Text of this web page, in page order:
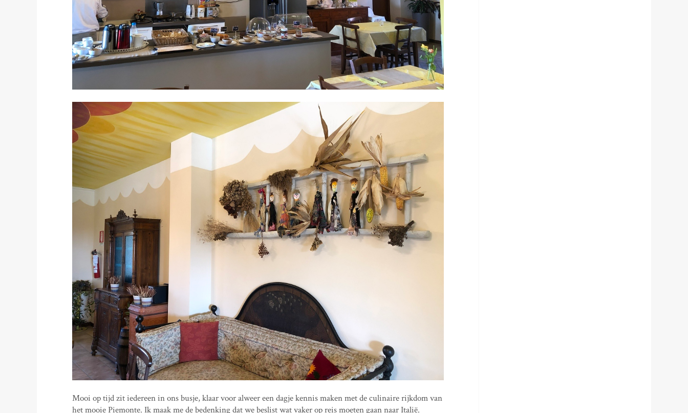
Mooi op tijd zit iedereen in ons busje, klaar voor alweer een dagje kennis maken met de culinaire rijkdom van
het mooie Piemonte. Ik maak me de bedenking dat we beslist wat vaker op reis moeten gaan naar Italië.